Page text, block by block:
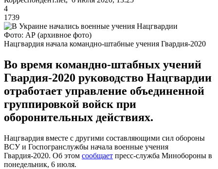
4
1739
Фото: АР (архивное фото)
Нацгвардия начала командно-штабные учения Гвардия-2020
Во время командно-штабных учений
Гвардия-2020 руководство Нацгвардии
отработает управление объединенной
группировкой войск при
оборонительных действиях.
Нацгвардия вместе с другими составляющими сил обороны
ВСУ и Госпогранслужбы начала военные учения
Гвардия-2020. Об этом сообщает пресс-служба Минобороны в
понедельник, 6 июля.